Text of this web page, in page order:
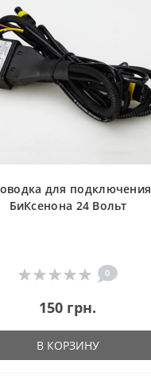
для подключения
БиКсенона 24 Вольт
0
150 грн.
В КОРЗИНУ